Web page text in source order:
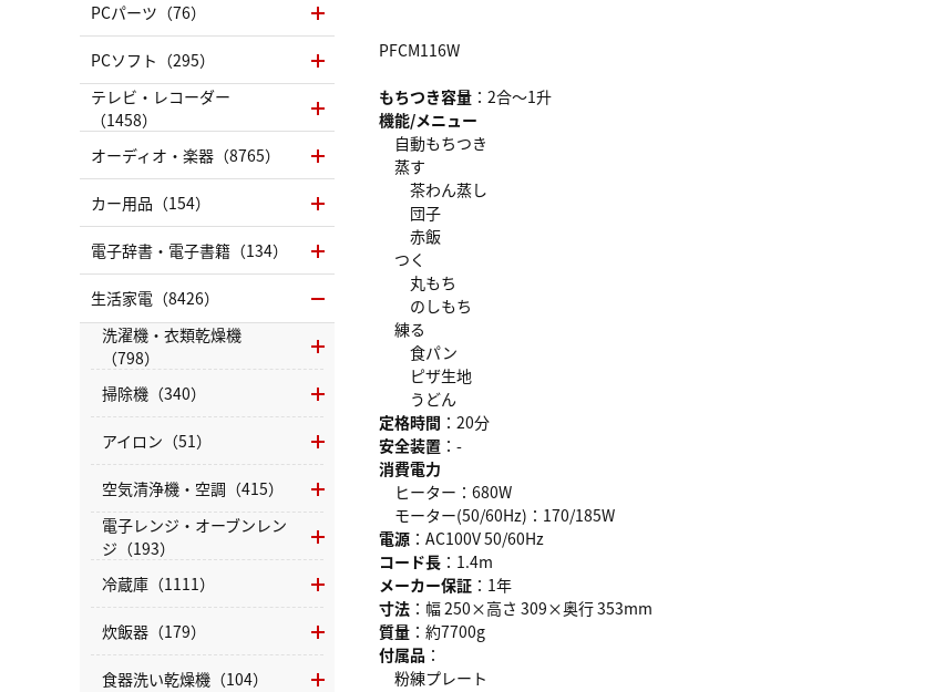
PFCM116W
もちつき容量 ：2合～1升
機能/メニュー
自動もちつき
蒸す
茶わん蒸し
団子
赤飯
つく
丸もち
のしもち
練る
食パン
ピザ生地
うどん
定格時間 ：20分
安全装置 ：-
消費電力
ヒーター：680W
モーター(50/60Hz)：170/185W
電源 ：AC100V 50/60Hz
コード長 ：1.4m
メーカー保証 ：1年
寸法 ：幅 250×高さ 309×奥行 353mm
質量 ：約7700g
付属品 ：
粉練プレート
PCパーツ（76）
PCソフト（295）
テレビ・レコーダー
（1458）
オーディオ・楽器（8765）
カー用品（154）
電子辞書・電子書籍（134）
生活家電（8426）
洗濯機・衣類乾燥機
（798）
掃除機（340）
アイロン（51）
空気清浄機・空調（415）
電子レンジ・オーブンレン
ジ（193）
冷蔵庫（1111）
炊飯器（179）
食器洗い乾燥機（104）